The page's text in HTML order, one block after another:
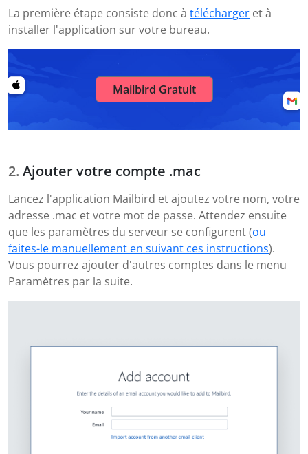
La première étape consiste donc à télécharger et à
installer l'application sur votre bureau.
Mailbird Gratuit
Ajouter votre compte .mac
Lancez l'application Mailbird et ajoutez votre nom, votre
adresse .mac et votre mot de passe. Attendez ensuite
que les paramètres du serveur se configurent (ou
faites-le manuellement en suivant ces instructions).
Vous pourrez ajouter d'autres comptes dans le menu
Paramètres par la suite.